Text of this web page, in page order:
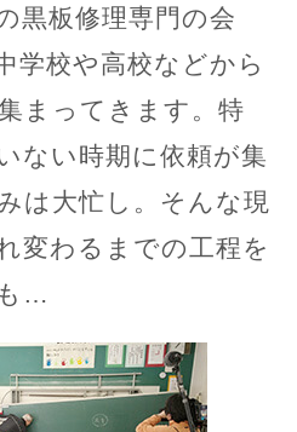
黒板修理専門の会
学校や高校などから
まってきます。特
ない時期に依頼が集
は大忙し。そんな現
変わるまでの工程を
…